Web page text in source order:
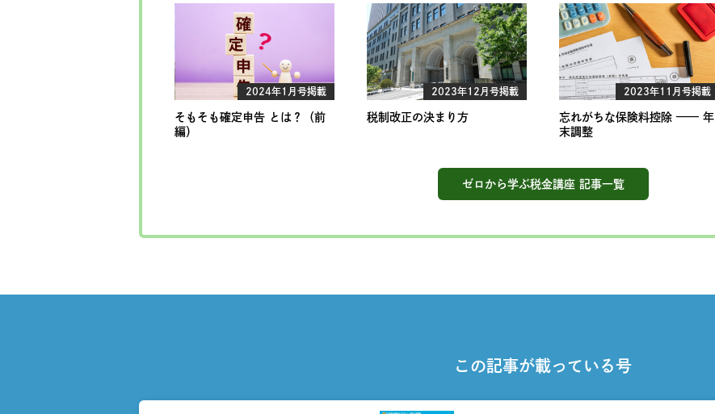
2024年1月号掲載
そもそも確定申告 とは？（前
編）
2023年12月号掲載
税制改正の決まり方
2023年11月号掲載
忘れがちな保険料控除 —— 年
末調整
ゼロから学ぶ税金講座 記事一覧
この記事が載っている号